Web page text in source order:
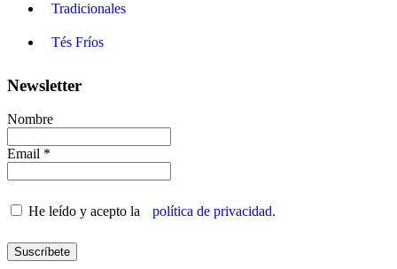
Tradicionales
Tés Fríos
Newsletter
Nombre
Email *
He leído y acepto la política de privacidad.